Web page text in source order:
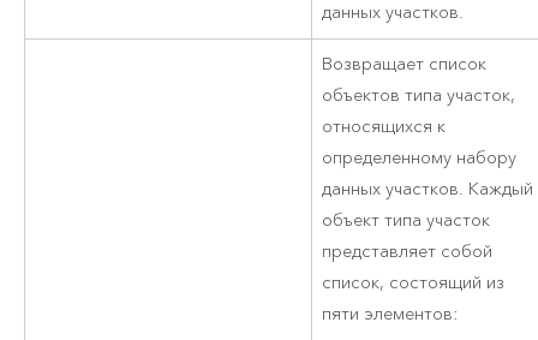
данных участков.
Возвращает список
объектов типа участок,
относящихся к
определенному набору
данных участков. Каждый
объект типа участок
представляет собой
список, состоящий из
пяти элементов: